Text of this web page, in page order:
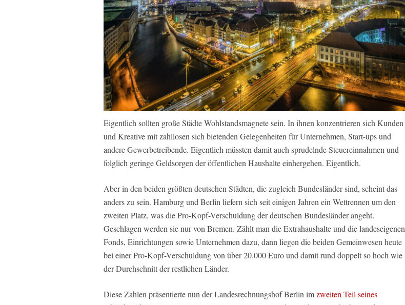
Eigentlich sollten große Städte Wohlstandsmagnete sein. In ihnen konzentrieren sich Kunden
und Kreative mit zahllosen sich bietenden Gelegenheiten für Unternehmen, Start-ups und
andere Gewerbetreibende. Eigentlich müssten damit auch sprudelnde Steuereinnahmen und
folglich geringe Geldsorgen der öffentlichen Haushalte einhergehen. Eigentlich.
Aber in den beiden größten deutschen Städten, die zugleich Bundesländer sind, scheint das
anders zu sein. Hamburg und Berlin liefern sich seit einigen Jahren ein Wettrennen um den
zweiten Platz, was die Pro-Kopf-Verschuldung der deutschen Bundesländer angeht.
Geschlagen werden sie nur von Bremen. Zählt man die Extrahaushalte und die landeseigenen
Fonds, Einrichtungen sowie Unternehmen dazu, dann liegen die beiden Gemeinwesen heute
bei einer Pro-Kopf-Verschuldung von über 20.000 Euro und damit rund doppelt so hoch wie
der Durchschnitt der restlichen Länder.
Diese Zahlen präsentierte nun der Landesrechnungshof Berlin imzweiten Teil seines